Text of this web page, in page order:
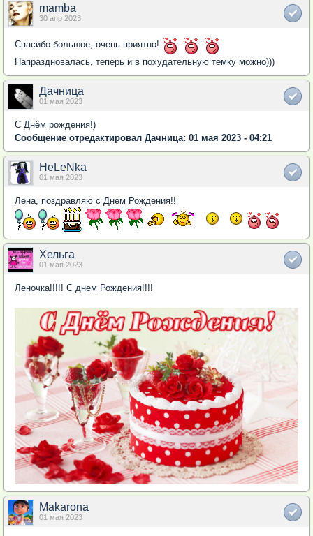
mamba
30 апр 2023
Спасибо большое, очень приятно!
Напраздновалась, теперь и в похудательную темку можно)))
Дачница
01 мая 2023
С Днём рождения!)
Сообщение отредактировал Дачница: 01 мая 2023 - 04:21
HeLeNka
01 мая 2023
Лена, поздравляю с Днём Рождения!!
Хельга
01 мая 2023
Леночка!!!!! С днем Рождения!!!!
Makarona
01 мая 2023